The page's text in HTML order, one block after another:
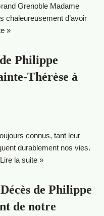
Grenoble Madame
chaleureusement d’avoir
»
Philippe
Thérèse à
connus, tant leur
durablement nos vies.
Lire la suite »
de Philippe
de notre